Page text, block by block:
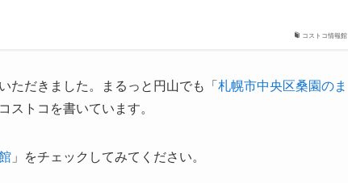
コストコ情報館
ただきました。まるっと円山でも「 札幌市中央区桑園のま
ストコを書いています。
」をチェックしてみてください。